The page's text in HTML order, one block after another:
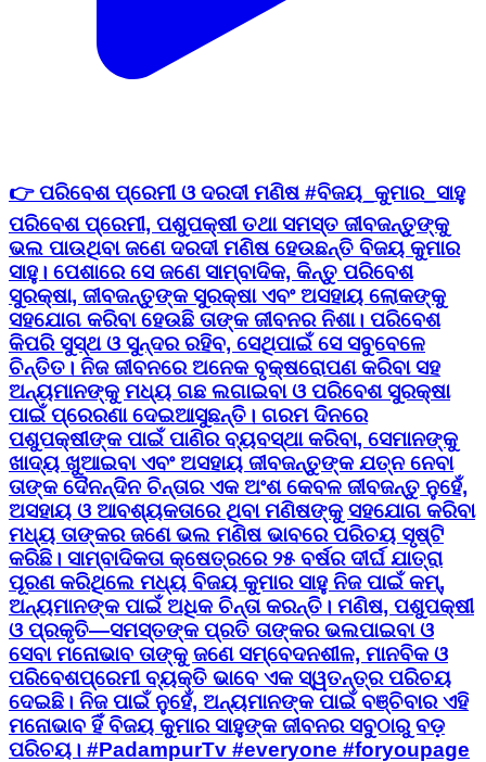
👉 ପରିବେଶ ପ୍ରେମୀ ଓ ଦରଦୀ ମଣିଷ #ବିଜୟ_କୁମାର_ସାହୁ
ପରିବେଶ ପ୍ରେମୀ, ପଶୁପକ୍ଷୀ ତଥା ସମସ୍ତ ଜୀବଜନ୍ତୁଙ୍କୁ
ଭଲ ପାଉଥିବା ଜଣେ ଦରଦୀ ମଣିଷ ହେଉଛନ୍ତି ବିଜୟ କୁମାର
ସାହୁ। ପେଶାରେ ସେ ଜଣେ ସାମ୍ବାଦିକ, କିନ୍ତୁ ପରିବେଶ
ସୁରକ୍ଷା, ଜୀବଜନ୍ତୁଙ୍କ ସୁରକ୍ଷା ଏବଂ ଅସହାୟ ଲୋକଙ୍କୁ
ସହଯୋଗ କରିବା ହେଉଛି ତାଙ୍କ ଜୀବନର ନିଶା। ପରିବେଶ
କିପରି ସୁସ୍ଥ ଓ ସୁନ୍ଦର ରହିବ, ସେଥିପାଇଁ ସେ ସବୁବେଳେ
ଚିନ୍ତିତ। ନିଜ ଜୀବନରେ ଅନେକ ବୃକ୍ଷରୋପଣ କରିବା ସହ
ଅନ୍ୟମାନଙ୍କୁ ମଧ୍ୟ ଗଛ ଲଗାଇବା ଓ ପରିବେଶ ସୁରକ୍ଷା
ପାଇଁ ପ୍ରେରଣା ଦେଇଆସୁଛନ୍ତି। ଗରମ ଦିନରେ
ପଶୁପକ୍ଷୀଙ୍କ ପାଇଁ ପାଣିର ବ୍ୟବସ୍ଥା କରିବା, ସେମାନଙ୍କୁ
ଖାଦ୍ୟ ଖୁଆଇବା ଏବଂ ଅସହାୟ ଜୀବଜନ୍ତୁଙ୍କ ଯତ୍ନ ନେବା
ତାଙ୍କ ଦୈନନ୍ଦିନ ଚିନ୍ତାର ଏକ ଅଂଶ କେବଳ ଜୀବଜନ୍ତୁ ନୁହେଁ,
ଅସହାୟ ଓ ଆବଶ୍ୟକତାରେ ଥିବା ମଣିଷଙ୍କୁ ସହଯୋଗ କରିବା
ମଧ୍ୟ ତାଙ୍କର ଜଣେ ଭଲ ମଣିଷ ଭାବରେ ପରିଚୟ ସୃଷ୍ଟି
କରିଛି। ସାମ୍ବାଦିକତା କ୍ଷେତ୍ରରେ ୨୫ ବର୍ଷର ଦୀର୍ଘ ଯାତ୍ରା
ପୂରଣ କରିଥିଲେ ମଧ୍ୟ ବିଜୟ କୁମାର ସାହୁ ନିଜ ପାଇଁ କମ୍,
ଅନ୍ୟମାନଙ୍କ ପାଇଁ ଅଧିକ ଚିନ୍ତା କରନ୍ତି। ମଣିଷ, ପଶୁପକ୍ଷୀ
ଓ ପ୍ରକୃତି—ସମସ୍ତଙ୍କ ପ୍ରତି ତାଙ୍କର ଭଲପାଇବା ଓ
ସେବା ମନୋଭାବ ତାଙ୍କୁ ଜଣେ ସମ୍ବେଦନଶୀଳ, ମାନବିକ ଓ
ପରିବେଶପ୍ରେମୀ ବ୍ୟକ୍ତି ଭାବେ ଏକ ସ୍ୱତନ୍ତ୍ର ପରିଚୟ
ଦେଇଛି। ନିଜ ପାଇଁ ନୁହେଁ, ଅନ୍ୟମାନଙ୍କ ପାଇଁ ବଞ୍ଚିବାର ଏହି
ମନୋଭାବ ହିଁ ବିଜୟ କୁମାର ସାହୁଙ୍କ ଜୀବନର ସବୁଠାରୁ ବଡ଼
ପରିଚୟ। #PadampurTv #everyone #foryoupage